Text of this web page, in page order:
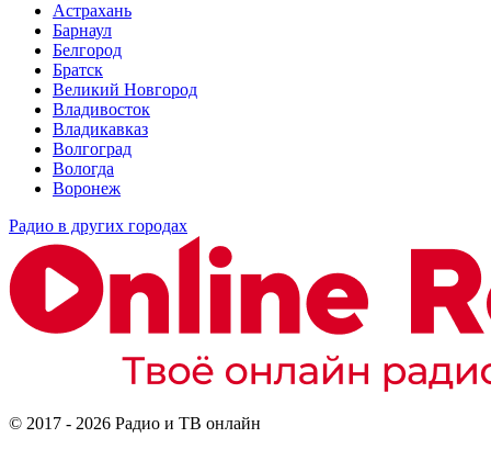
Астрахань
Барнаул
Белгород
Братск
Великий Новгород
Владивосток
Владикавказ
Волгоград
Вологда
Воронеж
Радио в других городах
© 2017 - 2026 Радио и ТВ онлайн